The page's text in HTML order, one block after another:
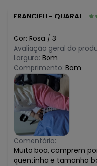
FRANCIELI - QUARAI - RS
Cor: Rosa / 3
Avaliação geral do
Largura: Bom
Comprimento: Bom
Comentário:
Muito boa, comprem
quentinha e tamanho